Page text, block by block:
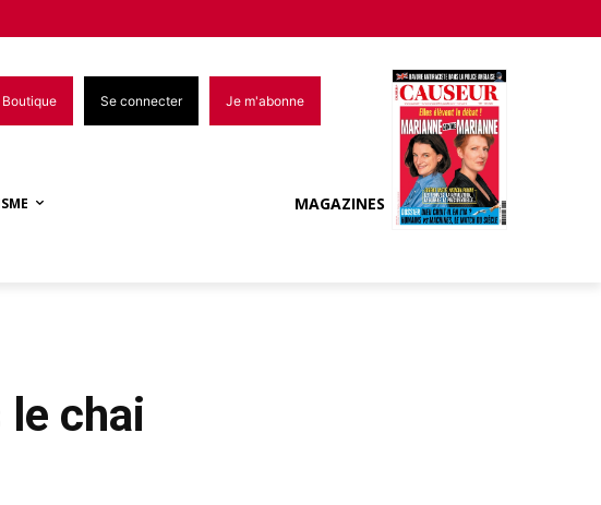
Boutique Se connecter Je m'abonne
MAGAZINES
le chai